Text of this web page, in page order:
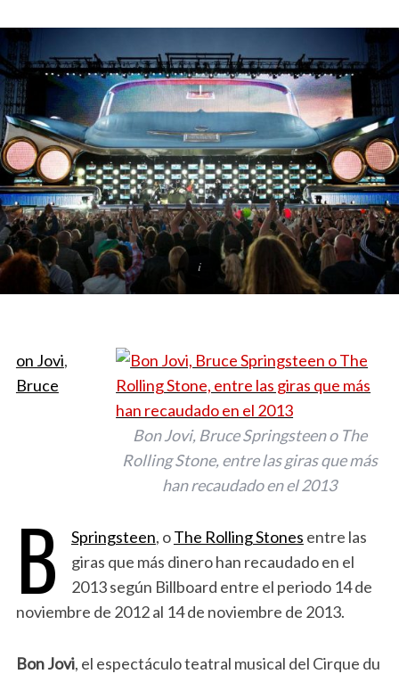
Bon Jovi, Bruce Springsteen o The
Rolling Stone, entre las giras que más
han recaudado en el 2013
B
on Jovi,
Bruce
Springsteen, oThe Rolling Stones entre las
giras que más dinero han recaudado en el
2013 según Billboard entre el periodo 14 de
noviembre de 2012 al 14 de noviembre de 2013.
Bon Jovi, el espectáculo teatral musical del Cirque du